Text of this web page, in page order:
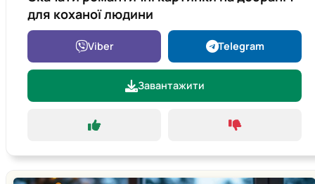
для коханої людини
Viber Telegram
Завантажити